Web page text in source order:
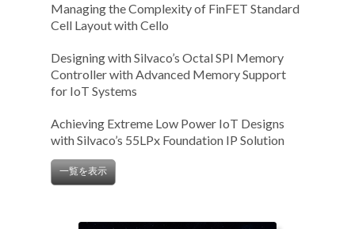
Managing the Complexity of FinFET Standard
Cell Layout with Cello
Designing with Silvaco’s Octal SPI Memory
Controller with Advanced Memory Support
for IoT Systems
Achieving Extreme Low Power IoT Designs
with Silvaco’s 55LPx Foundation IP Solution
一覧を表示